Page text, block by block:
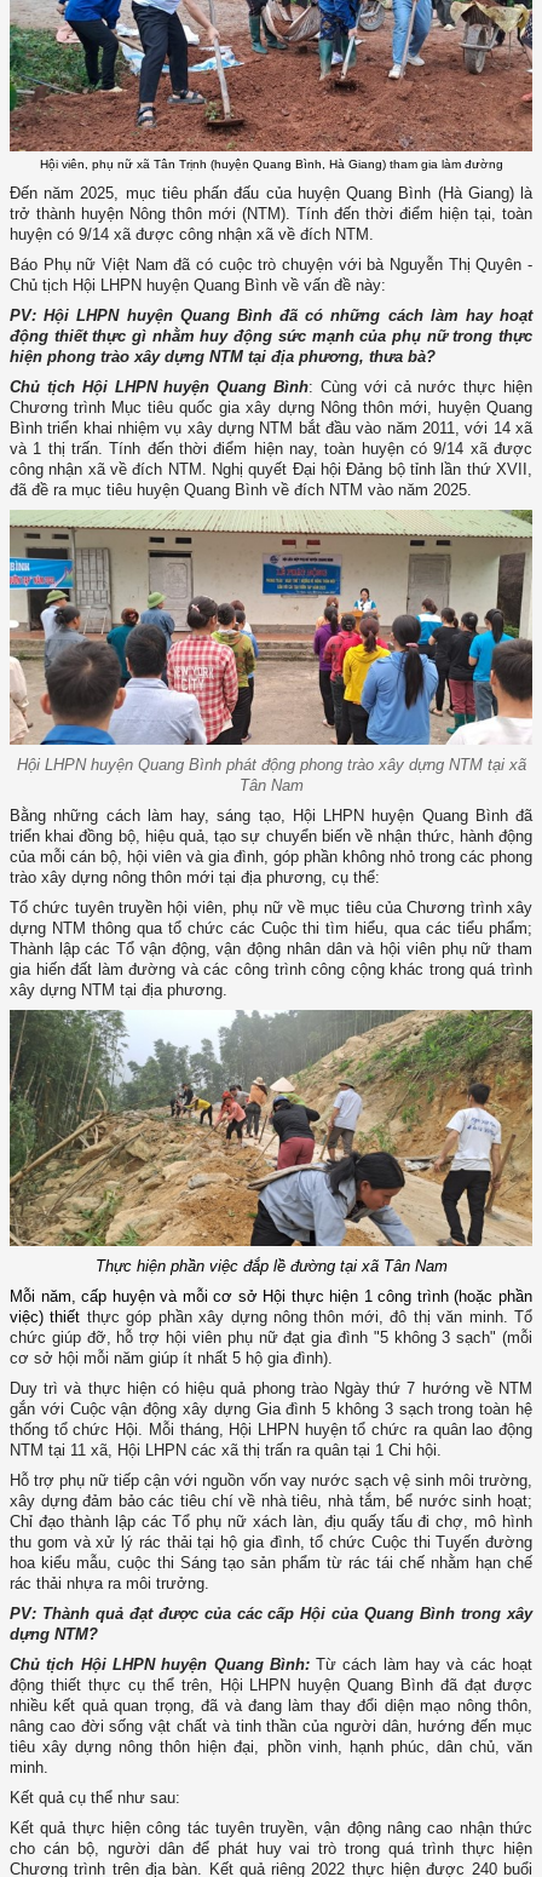
Hội viên, phụ nữ xã Tân Trịnh (huyện Quang Bình, Hà Giang) tham gia làm đường
Đến năm 2025, mục tiêu phấn đấu của huyện Quang Bình (Hà Giang) là
trở thành huyện Nông thôn mới (NTM). Tính đến thời điểm hiện tại, toàn
huyện có 9/14 xã được công nhận xã về đích NTM.
Báo Phụ nữ Việt Nam đã có cuộc trò chuyện với bà Nguyễn Thị Quyên -
Chủ tịch Hội LHPN huyện Quang Bình về vấn đề này:
PV: Hội LHPN huyện Quang Bình đã có những cách làm hay hoạt
động thiết thực gì nhằm huy động sức mạnh của phụ nữ trong thực
hiện phong trào xây dựng NTM tại địa phương, thưa bà?
Chủ tịch Hội LHPN huyện Quang Bình: Cùng với cả nước thực hiện
Chương trình Mục tiêu quốc gia xây dựng Nông thôn mới, huyện Quang
Bình triển khai nhiệm vụ xây dựng NTM bắt đầu vào năm 2011, với 14 xã
và 1 thị trấn. Tính đến thời điểm hiện nay, toàn huyện có 9/14 xã được
công nhận xã về đích NTM. Nghị quyết Đại hội Đảng bộ tỉnh lần thứ XVII,
đã đề ra mục tiêu huyện Quang Bình về đích NTM vào năm 2025.
Hội LHPN huyện Quang Bình phát động phong trào xây dựng NTM tại xã
Tân Nam
Bằng những cách làm hay, sáng tạo, Hội LHPN huyện Quang Bình đã
triển khai đồng bộ, hiệu quả, tạo sự chuyển biến về nhận thức, hành động
của mỗi cán bộ, hội viên và gia đình, góp phần không nhỏ trong các phong
trào xây dựng nông thôn mới tại địa phương, cụ thể:
Tổ chức tuyên truyền hội viên, phụ nữ về mục tiêu của Chương trình xây
dựng NTM thông qua tổ chức các Cuộc thi tìm hiểu, qua các tiểu phẩm;
Thành lập các Tổ vận động, vận động nhân dân và hội viên phụ nữ tham
gia hiến đất làm đường và các công trình công cộng khác trong quá trình
xây dựng NTM tại địa phương.
Thực hiện phần việc đắp lề đường tại xã Tân Nam
Mỗi năm, cấp huyện và mỗi cơ sở Hội thực hiện 1 công trình (hoặc phần
việc) thiết thực góp phần xây dựng nông thôn mới, đô thị văn minh. Tổ
chức giúp đỡ, hỗ trợ hội viên phụ nữ đạt gia đình "5 không 3 sạch" (mỗi
cơ sở hội mỗi năm giúp ít nhất 5 hộ gia đình).
Duy trì và thực hiện có hiệu quả phong trào Ngày thứ 7 hướng về NTM
gắn với Cuộc vận động xây dựng Gia đình 5 không 3 sạch trong toàn hệ
thống tổ chức Hội. Mỗi tháng, Hội LHPN huyện tổ chức ra quân lao động
NTM tại 11 xã, Hội LHPN các xã thị trấn ra quân tại 1 Chi hội.
Hỗ trợ phụ nữ tiếp cận với nguồn vốn vay nước sạch vệ sinh môi trường,
xây dựng đảm bảo các tiêu chí về nhà tiêu, nhà tắm, bể nước sinh hoạt;
Chỉ đạo thành lập các Tổ phụ nữ xách làn, địu quấy tấu đi chợ, mô hình
thu gom và xử lý rác thải tại hộ gia đình, tổ chức Cuộc thi Tuyến đường
hoa kiểu mẫu, cuộc thi Sáng tạo sản phẩm từ rác tái chế nhằm hạn chế
rác thải nhựa ra môi trưởng.
PV: Thành quả đạt được của các cấp Hội của Quang Bình trong xây
dựng NTM?
Chủ tịch Hội LHPN huyện Quang Bình:Từ cách làm hay và các hoạt
động thiết thực cụ thể trên, Hội LHPN huyện Quang Bình đã đạt được
nhiều kết quả quan trọng, đã và đang làm thay đổi diện mạo nông thôn,
nâng cao đời sống vật chất và tinh thần của người dân, hướng đến mục
tiêu xây dựng nông thôn hiện đại, phồn vinh, hạnh phúc, dân chủ, văn
minh.
Kết quả cụ thể như sau:
Kết quả thực hiện công tác tuyên truyền, vận động nâng cao nhận thức
cho cán bộ, người dân để phát huy vai trò trong quá trình thực hiện
Chương trình trên địa bàn. Kết quả riêng 2022 thực hiện được 240 buổi